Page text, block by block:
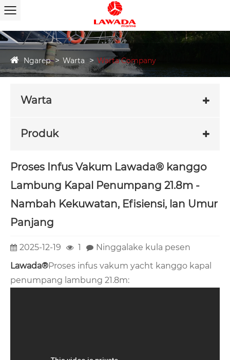
Ngarep Warta Warta Company
Warta
Produk
Proses Infus Vakum Lawada® kanggo
Lambung Kapal Penumpang 21.8m -
Nambah Kekuwatan, Efisiensi, lan Umur
Panjang
2025-12-19 1
Ninggalake kula pesen
Lawada®Proses infus vakum yacht kanggo kapal
penumpang lambung 21.8m: